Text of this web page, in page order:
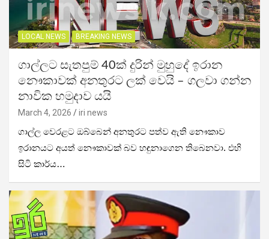
LOCAL NEWS BREAKING NEWS
ගාල්ලට සැතපුම් 40ක් දුරින් මුහුදේ ඉරාන
නෞකාවක් අනතුරට ලක් වෙයි – ගලවා ගන්න
නාවික හමුදාව යයි
March 4, 2026 iri news
ගාල්ල වෙරළට ඔබ්බෙන් අනතුරට පත්ව ඇති නෞකාව
ඉරානයට අයත් නෞකාවක් බව හඳුනාගෙන තිබෙනවා. එහි
සිටි කාර්ය…